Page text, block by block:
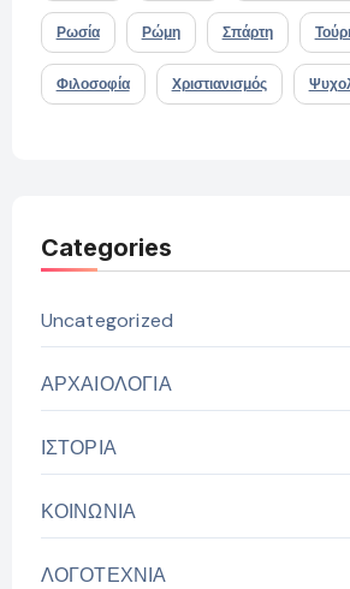
Ρωσία Ρώμη Σπάρτη
Φιλοσοφία Χριστιανισμός
Categories
Uncategorized
ΑΡΧΑΙΟΛΟΓΙΑ
ΙΣΤΟΡΙΑ
ΚΟΙΝΩΝΙΑ
ΛΟΓΟΤΕΧΝΙΑ